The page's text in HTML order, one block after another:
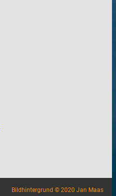
Bildhintergrund © 2020 Jan Maas